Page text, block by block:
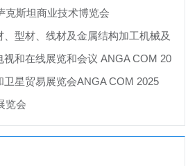
克斯坦商业技术博览会
型材、线材及金属结构加工机械及
视和在线展览和会议 ANGA COM 20
星贸易展览会ANGA COM 2025
览会